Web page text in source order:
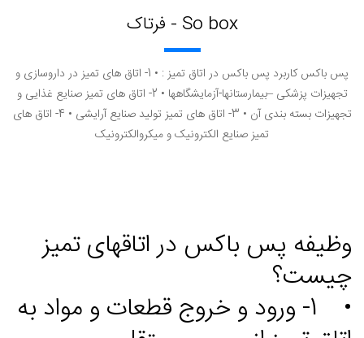
So box - فرتاک
پس باکس کاربرد پس باکس در اتاق تمیز : • 1- اتاق های تمیز در داروسازی و
تجهیزات پزشکی –بیمارستانها-آزمایشگاهها • 2- اتاق های تمیز صنایع غذایی و
تجهیزات بسته بندی آن • 3- اتاق های تمیز تولید صنایع آرایشی • 4- اتاق های
تمیز صنایع الکترونیک و میکروالکترونیک
وظیفه پس باکس در اتاقهای تمیز
چیست؟
• 1- ورود و خروج قطعات و مواد به